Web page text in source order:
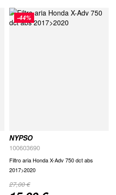
-44%
NYPSO
100603690
Filtro aria Honda X-Adv 750 dct abs
2017>2020
Special
27,00 €